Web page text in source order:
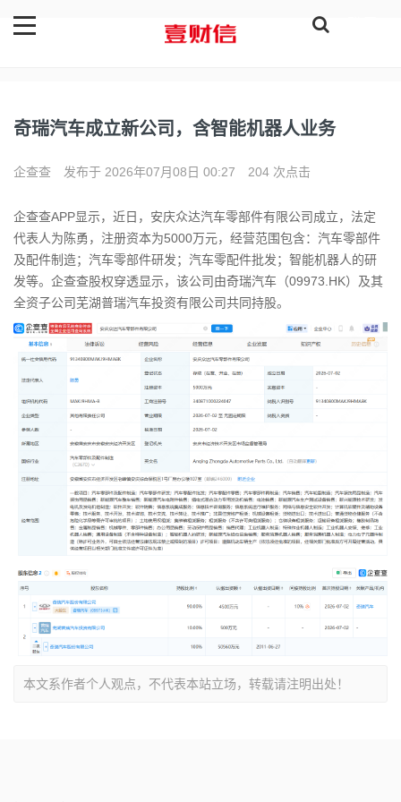
奇瑞汽车成立新公司，含智能机器人业务
企查查 发布于 2026年07月08日 00:27 204 次点击
企查查APP显示，近日，安庆众达汽车零部件有限公司成立，法定
代表人为陈勇，注册资本为5000万元，经营范围包含：汽车零部件
及配件制造；汽车零部件研发；汽车零配件批发；智能机器人的研
发等。企查查股权穿透显示，该公司由奇瑞汽车（09973.HK）及其
全资子公司芜湖普瑞汽车投资有限公司共同持股。
本文系作者个人观点，不代表本站立场，转载请注明出处！